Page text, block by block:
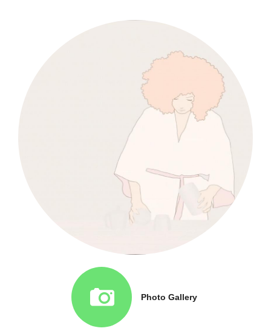
Photo Gallery